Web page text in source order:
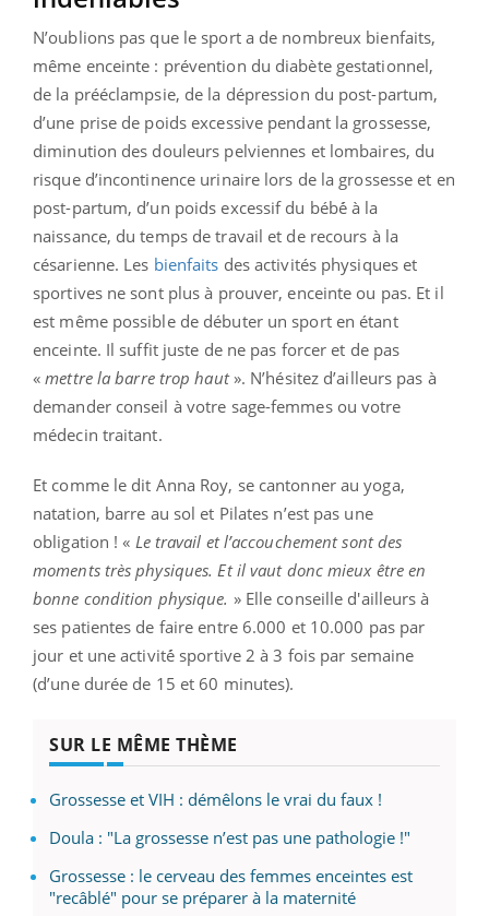
N’oublions pas que le sport a de nombreux bienfaits,
même enceinte : prévention du diabète gestationnel,
de la prééclampsie, de la dépression du post-partum,
d’une prise de poids excessive pendant la grossesse,
diminution des douleurs pelviennes et lombaires, du
risque d’incontinence urinaire lors de la grossesse et en
post-partum, d’un poids excessif du bébé́ à la
naissance, du temps de travail et de recours à la
césarienne. Les bienfaits des activités physiques et
sportives ne sont plus à prouver, enceinte ou pas. Et il
est même possible de débuter un sport en étant
enceinte. Il suffit juste de ne pas forcer et de pas
«mettre la barre trop haut». N’hésitez d’ailleurs pas à
demander conseil à votre sage-femmes ou votre
médecin traitant.
Et comme le dit Anna Roy, se cantonner au yoga,
natation, barre au sol et Pilates n’est pas une
obligation ! « Le travail et l’accouchement sont des
moments très physiques. Et il vaut donc mieux être en
bonne condition physique. » Elle conseille d'ailleurs à
ses patientes de faire entre 6.000 et 10.000 pas par
jour et une activité́ sportive 2 à 3 fois par semaine
(d’une durée de 15 et 60 minutes).
SUR LE MÊME THÈME
Grossesse et VIH : démêlons le vrai du faux !
Doula : "La grossesse n’est pas une pathologie !"
Grossesse : le cerveau des femmes enceintes est
"recâblé" pour se préparer à la maternité